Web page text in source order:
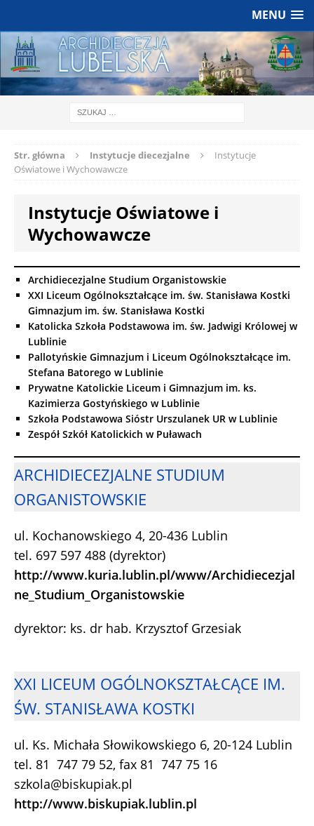
MENU
Str. główna Instytucje diecezjalne
Instytucje
Oświatowe i Wychowawcze
Instytucje Oświatowe i
Wychowawcze
Archidiecezjalne Studium Organistowskie
XXI Liceum Ogólnokształcące im. św. Stanisława Kostki
Gimnazjum im. św. Stanisława Kostki
Katolicka Szkoła Podstawowa im. św. Jadwigi Królowej w
Lublinie
Pallotyńskie Gimnazjum i Liceum Ogólnokształcące im.
Stefana Batorego w Lublinie
Prywatne Katolickie Liceum i Gimnazjum im. ks.
Kazimierza Gostyńskiego w Lublinie
Szkoła Podstawowa Sióstr Urszulanek UR w Lublinie
Zespół Szkół Katolickich w Puławach
ARCHIDIECEZJALNE STUDIUM
ORGANISTOWSKIE
ul. Kochanowskiego 4, 20-436 Lublin
tel. 697 597 488 (dyrektor)
http://www.kuria.lublin.pl/www/Archidiecezjal
ne_Studium_Organistowskie
dyrektor: ks. dr hab. Krzysztof Grzesiak
XXI LICEUM OGÓLNOKSZTAŁCĄCE IM.
ŚW. STANISŁAWA KOSTKI
ul. Ks. Michała Słowikowskiego 6, 20-124 Lublin
tel. 81 747 79 52, fax 81 747 75 16
szkola@biskupiak.pl
http://www.biskupiak.lublin.pl